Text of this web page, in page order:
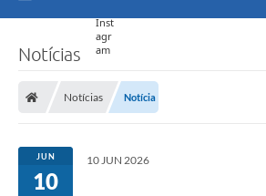
Notícias
Notícias Notícia
JUN
10
10 JUN 2026